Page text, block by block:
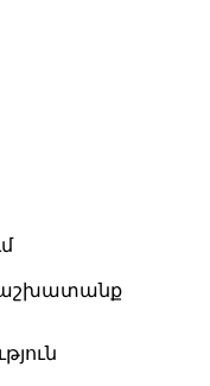
աշխատանք